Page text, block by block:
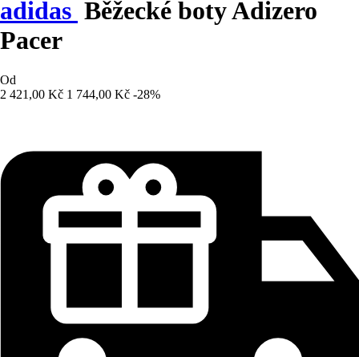
adidas Běžecké boty Adizero
Pacer
Od
2 421,00 Kč 1 744,00 Kč -28%